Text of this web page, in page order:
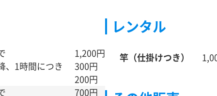
1,200円
、1時間につき
300円
200円
700円
レンタル
竿 （仕掛けつき）